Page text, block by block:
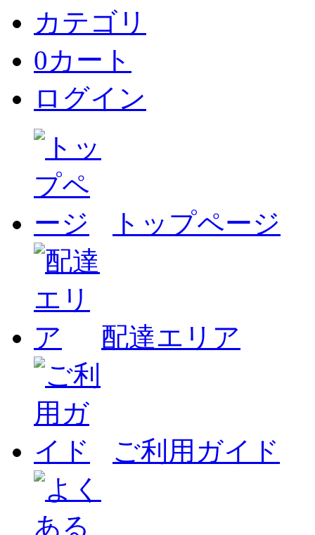
カテゴリ
0カート
ログイン
トップページ
配達エリア
ご利用ガイド